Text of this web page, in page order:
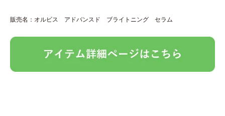
販売名：オルビス アドバンスド ブライトニング セラム